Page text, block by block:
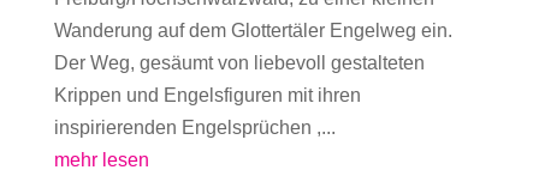
Wanderung auf dem Glottertäler Engelweg ein.
Der Weg, gesäumt von liebevoll gestalteten
Krippen und Engelsfiguren mit ihren
inspirierenden Engelsprüchen ,...
mehr lesen